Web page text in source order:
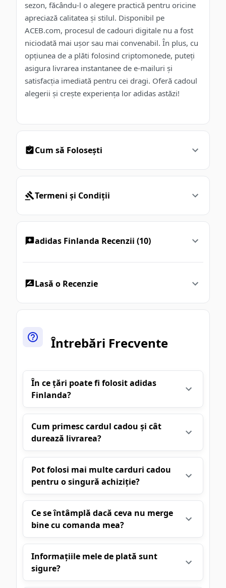
sezon, făcându-l o alegere practică pentru oricine
apreciază calitatea și stilul. Disponibil pe
ACEB.com, procesul de cadouri digitale nu a fost
niciodată mai ușor sau mai convenabil. În plus, cu
opțiunea de a plăti folosind criptomonede, puteți
asigura livrarea instantanee de e-mailuri și
satisfacția imediată pentru cei dragi. Oferă cadoul
alegerii și crește experiența lor adidas astăzi!
Cum să Folosești
Termeni și Condiții
adidas Finlanda Recenzii (10)
Lasă o Recenzie
Întrebări Frecvente
În ce țări poate fi folosit adidas
Finlanda?
Cum primesc cardul cadou și cât
durează livrarea?
Pot folosi mai multe carduri cadou
pentru o singură achiziție?
Ce se întâmplă dacă ceva nu merge
bine cu comanda mea?
Informațiile mele de plată sunt
sigure?